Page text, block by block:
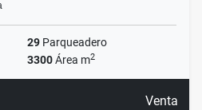
29 Parqueadero
3300Área m2
Venta